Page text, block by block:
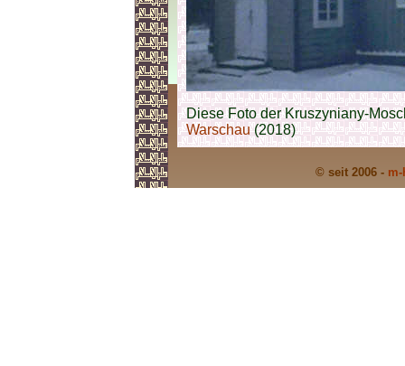
Diese Foto der Kruszyniany-
Warschau(2018)
© seit 2006 -